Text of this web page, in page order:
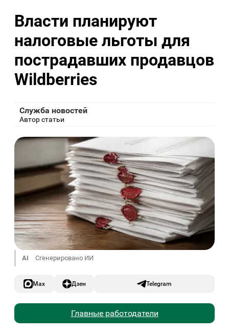
Власти планируют
налоговые льготы для
пострадавших продавцов
Wildberries
Служба новостей
Автор статьи
AI Сгенерировано ИИ
Max Дзен Telegram
Главные работодатели